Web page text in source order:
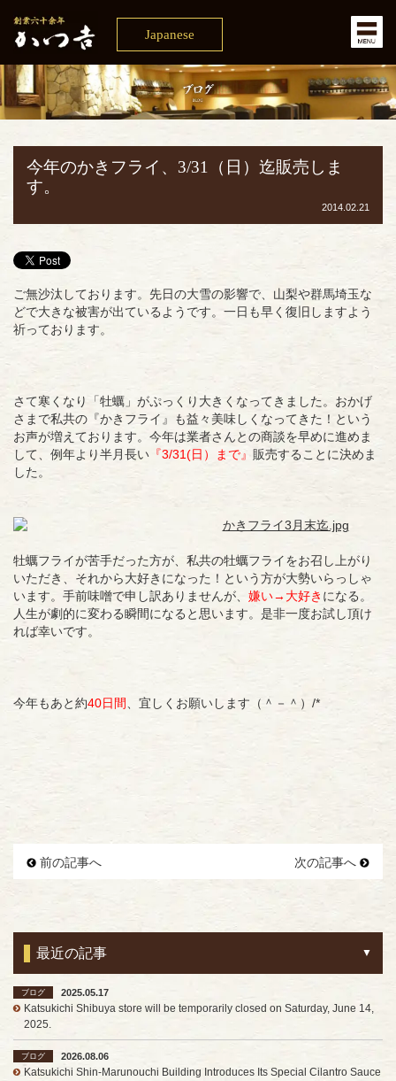
Japanese
今年のかきフライ、3/31（日）迄販売しま
す。
2014.02.21
ご無沙汰しております。先日の大雪の影響で、山梨や群馬埼玉な
どで大きな被害が出ているようです。一日も早く復旧しますよう
祈っております。
さて寒くなり「牡蠣」がぷっくり大きくなってきました。おかげ
さまで私共の『かきフライ』も益々美味しくなってきた！という
お声が増えております。今年は業者さんとの商談を早めに進めま
して、例年より半月長い 『3/31(日）まで』 販売することに決めま
した。
牡蠣フライが苦手だった方が、私共の牡蠣フライをお召し上がり
いただき、それから大好きになった！という方が大勢いらっしゃ
います。手前味噌で申し訳ありませんが、 嫌い→大好き になる。
人生が劇的に変わる瞬間になると思います。是非一度お試し頂け
れば幸いです。
今年もあと約40日間 、宜しくお願いします（＾－＾）/*
前の記事へ 次の記事へ
最近の記事
ブログ
2025.05.17
Katsukichi Shibuya store will be temporarily closed on Saturday, June 14,
2025.
ブログ
2026.08.06
Katsukichi Shin-Marunouchi Building Introduces Its Special Cilantro Sauce